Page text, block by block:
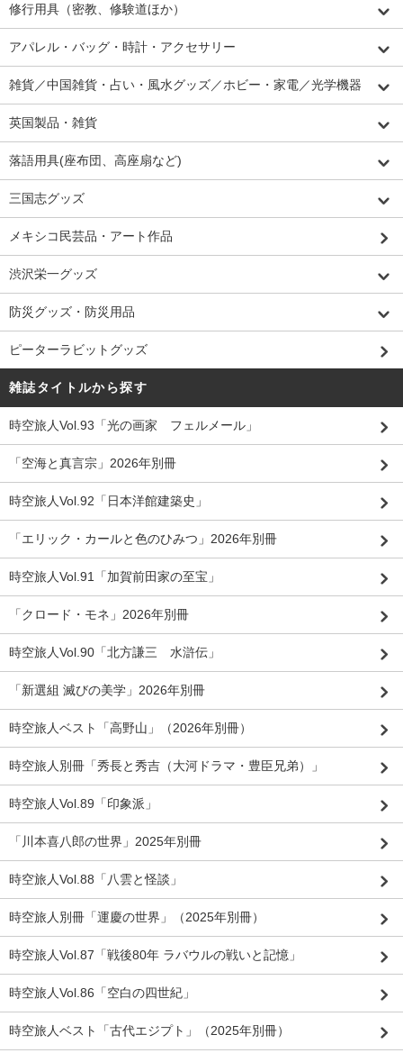
修行用具（密教、修験道ほか）
アパレル・バッグ・時計・アクセサリー
雑貨／中国雑貨・占い・風水グッズ／ホビー・家電／光学機器
英国製品・雑貨
落語用具(座布団、高座扇など)
三国志グッズ
メキシコ民芸品・アート作品
渋沢栄一グッズ
防災グッズ・防災用品
ピーターラビットグッズ
雑誌タイトルから探す
時空旅人Vol.93「光の画家 フェルメール」
「空海と真言宗」2026年別冊
時空旅人Vol.92「日本洋館建築史」
「エリック・カールと色のひみつ」2026年別冊
時空旅人Vol.91「加賀前田家の至宝」
「クロード・モネ」2026年別冊
時空旅人Vol.90「北方謙三 水滸伝」
「新選組 滅びの美学」2026年別冊
時空旅人ベスト「高野山」（2026年別冊）
時空旅人別冊「秀長と秀吉（大河ドラマ・豊臣兄弟）」
時空旅人Vol.89「印象派」
「川本喜八郎の世界」2025年別冊
時空旅人Vol.88「八雲と怪談」
時空旅人別冊「運慶の世界」（2025年別冊）
時空旅人Vol.87「戦後80年 ラバウルの戦いと記憶」
時空旅人Vol.86「空白の四世紀」
時空旅人ベスト「古代エジプト」（2025年別冊）